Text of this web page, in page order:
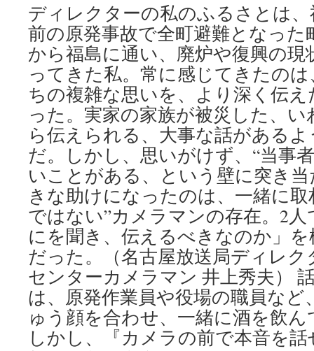
ディレクターの私のふるさとは、
前の原発事故で全町避難となった
から福島に通い、廃炉や復興の
ってきた私。常に感じてきたの
ちの複雑な思いを、より深く伝
った。実家の家族が被災した、い
ら伝えられる、大事な話がある
だ。しかし、思いがけず、“当事
いことがある、という壁に突き
きな助けになったのは、一緒に
ではない”カメラマンの存在。2
にを聞き、伝えるべきなのか」
だった。（名古屋放送局ディレク
センターカメラマン 井上秀夫）
は、原発作業員や役場の職員な
ゅう顔を合わせ、一緒に酒を飲
しかし、『カメラの前で本音を